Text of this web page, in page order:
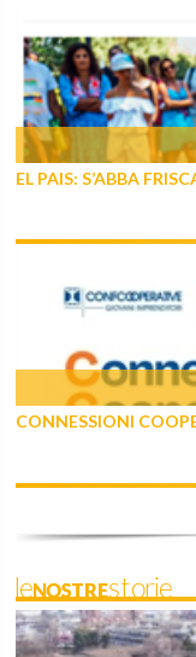
EL PAIS: S’ABBA
CONNESSIONI
leNOSTREstorie